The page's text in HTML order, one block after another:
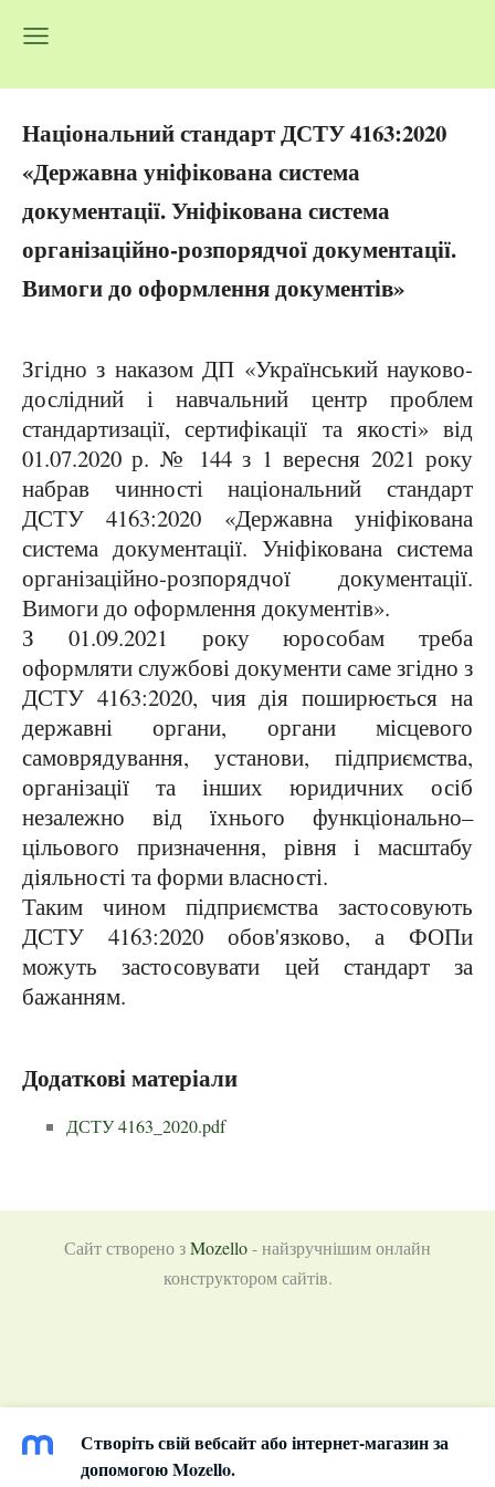
Національний стандарт ДСТУ 4163:2020
«Державна уніфікована система
документації. Уніфікована система
організаційно-розпорядчої документації.
Вимоги до оформлення документів»
Згідно з наказом ДП «Український науково-
дослідний і навчальний центр проблем
стандартизації, сертифікації та якості» від
01.07.2020 р. № 144 з 1 вересня 2021 року
набрав чинності національний стандарт
ДСТУ 4163:2020 «Державна уніфікована
система документації. Уніфікована система
організаційно-розпорядчої документації.
Вимоги до оформлення документів».
З 01.09.2021 року юрособам треба
оформляти службові документи саме згідно з
ДСТУ 4163:2020, чия дія поширюється на
державні органи, органи місцевого
самоврядування, установи, підприємства,
організації та інших юридичних осіб
незалежно від їхнього функціонально–
цільового призначення, рівня і масштабу
діяльності та форми власності.
Таким чином підприємства застосовують
ДСТУ 4163:2020 обов'язково, а ФОПи
можуть застосовувати цей стандарт за
бажанням.
Додаткові матеріали
ДСТУ 4163_2020.pdf
Сайт створено зMozello- найзручнішим онлайн
конструктором сайтів.
Створіть свій вебсайт або інтернет-магазин за
допомогою Mozello.